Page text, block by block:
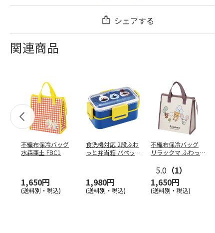
シェアする
関連商品
不織布保冷バッグ
水森亜土 FBC1
1,650円
(送料別・税込)
食洗機対応 2段ふわ
っと弁当箱 パペッ
1,980円
(送料別・税込)
不織布保冷バッグ
リラックマ ふわっ
5.0 （1）
1,650円
(送料別・税込)